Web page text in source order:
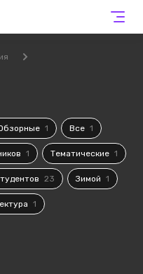
1 Все 1
1 Тематические 1
23 Зимой 1
1